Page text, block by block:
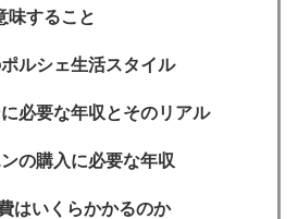
味すること
ルシェ生活スタイル
必要な年収とそのリアル
の購入に必要な年収
はいくらかかるのか